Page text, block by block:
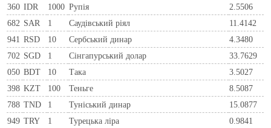
360 IDR 1000 Рупія
2.5506
682 SAR 1 Саудівський ріял
11.4142
941 RSD 10 Сербський динар
4.3480
702 SGD 1 Сінгапурський долар
33.7629
050 BDT 10 Така
3.5027
398 KZT 100 Теньге
8.5087
788 TND 1 Туніський динар
15.0877
949 TRY 1 Турецька ліра 0.9841